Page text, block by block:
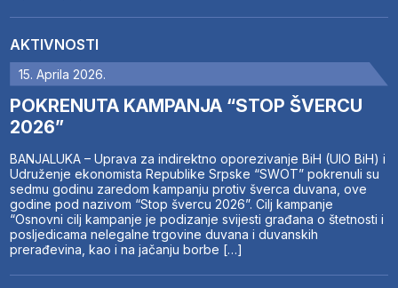
AKTIVNOSTI
15. Aprila 2026.
POKRENUTA KAMPANJA “STOP ŠVERCU
2026”
BANJALUKA – Uprava za indirektno oporezivanje BiH (UIO BiH) i
Udruženje ekonomista Republike Srpske “SWOT” pokrenuli su
sedmu godinu zaredom kampanju protiv šverca duvana, ove
godine pod nazivom “Stop švercu 2026”. Cilj kampanje
“Osnovni cilj kampanje je podizanje svijesti građana o štetnosti i
posljedicama nelegalne trgovine duvana i duvanskih
prerađevina, kao i na jačanju borbe […]